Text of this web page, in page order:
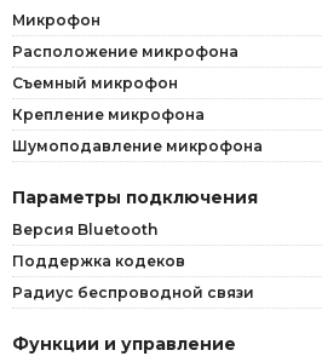
Микрофон
Расположение микрофона
Съемный микрофон
Крепление микрофона
Шумоподавление микрофона
Параметры подключения
Версия Bluetooth
Поддержка кодеков
Радиус беспроводной связи
Функции и управление